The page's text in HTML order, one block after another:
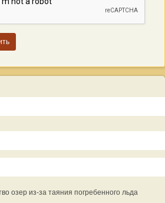
озер из-за таяния погребенного льда